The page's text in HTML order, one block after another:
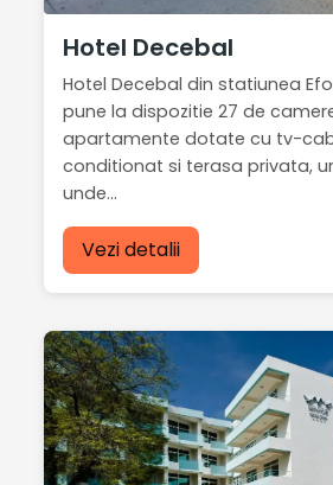
Hotel Decebal
Hotel Decebal din statiunea
pune la dispozitie 27 de
apartamente dotate cu tv-
conditionat si terasa privata,
unde...
Vezi detalii